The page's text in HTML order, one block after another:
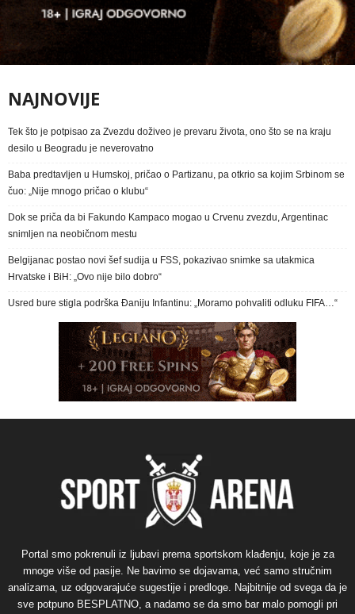
NAJNOVIJE
Tek što je potpisao za Zvezdu doživeo je prevaru života, ono što se na kraju
desilo u Beogradu je neverovatno
Baba predtavljen u Humskoj, pričao o Partizanu, pa otkrio sa kojim Srbinom se
čuo: „Nije mnogo pričao o klubu“
Dok se priča da bi Fakundo Kampaco mogao u Crvenu zvezdu, Argentinac
snimljen na neobičnom mestu
Belgijanac postao novi šef sudija u FSS, pokazivao snimke sa utakmica
Hrvatske i BiH: „Ovo nije bilo dobro“
Usred bure stigla podrška Đaniju Infantinu: „Moramo pohvaliti odluku FIFA…“
Portal smo pokrenuli iz ljubavi prema sportskom klađenju, koje je za
mnoge više od pasije. Ne bavimo se dojavama, već samo stručnim
analizama, uz odgovarajuće sugestije i predloge. Najbitnije od svega da je
sve potpuno BESPLATNO, a nadamo se da smo bar malo pomogli pri